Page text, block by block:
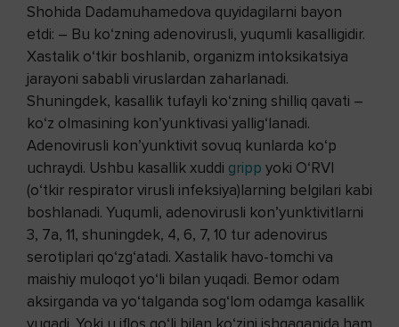
Shohida Dadamuhamedova quyidagilarni bayon
etdi: – Bu ko‘zning adenovirusli, yuqumli kasalligidir.
Xastalik o‘tkir boshlanib, organizm intoksikatsiya
jarayoni sababli viruslardan zaharlanadi.
Shuningdek, kasallik tufayli ko‘zning shilliq qavati –
ko‘z olmasining kon’yunktivasi yallig‘lanadi.
Adenovirusli kon’yunktivit sovuq kunlarda ko‘p
uchraydi. Ushbu kasallik xuddi gripp yoki O‘RVI
(o‘tkir respirator virusli infeksiya)larning belgilari kabi
boshlanadi. Yuqumli, adenovirusli kon’yunktivitlarni
3, 7a, 11, shuningdek, 4, 6, 7, 10 tur adenovirus
serotiplari qo‘zg‘atadi. Xastalik havo-tomchi va
maishiy muloqot yo‘li bilan yuqadi. Bemor odam
aksirganda va yo‘talganda sog‘lom odamga kasallik